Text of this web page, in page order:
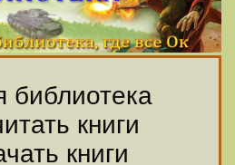
библиотека
книги
книги